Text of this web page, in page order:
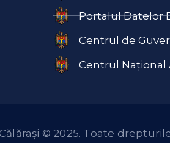
Portalul Datelor
Centrul de
Centrul
© 2025. Toate